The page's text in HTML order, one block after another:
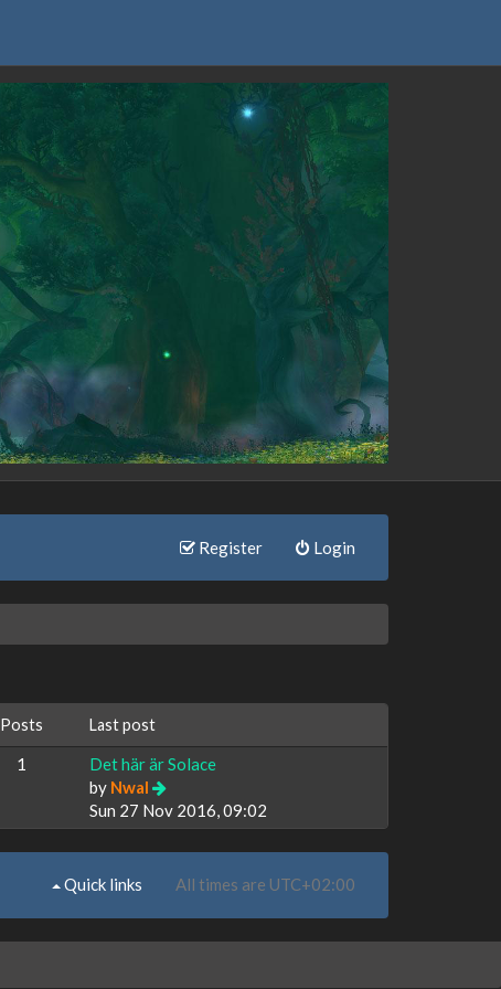
Register Login
Posts Last post
1
Det här är Solace
by Nwal
Sun 27 Nov 2016, 09:02
Quick links All times are UTC+02:00